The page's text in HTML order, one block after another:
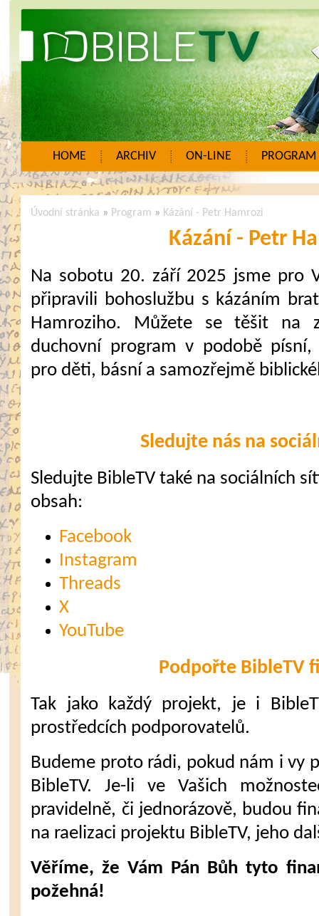
HOME ARCHIV ON-LINE PROGRAM
Úvodní stránka » Program » Kázání - Petr Hamrozi
Kázání - Petr
Na sobotu 20. září 2025 jsme pro
připravili bohoslužbu s kázáním
Hamroziho. Můžete se těšit na
duchovní program v podobě písní,
pro děti, básní a samozřejmě
Sledujte nás na
Sledujte BibleTV také na sociálních
obsah:
Facebook
Instagram
Threads
X
YouTube
Podpořte BibleTV
Tak jako každý projekt, je i
prostředcích podporovatelů.
Budeme proto rádi, pokud nám i vy
BibleTV. Je-li ve Vašich
pravidelně, či jednorázově, budou
na raelizaci projektu BibleTV, jeho
Věříme, že Vám Pán Bůh tyto
požehná!